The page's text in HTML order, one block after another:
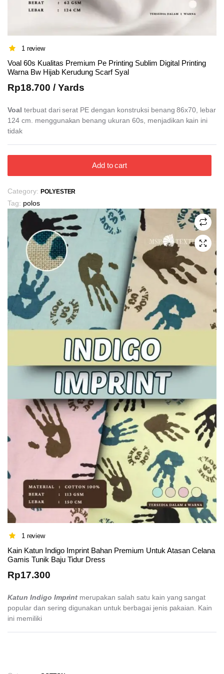
1 review
Voal 60s Kualitas Premium Pe Printing Sublim Digital Printing
Warna Bw Hijab Kerudung Scarf Syal
Rp18.700 / Yards
Voal terbuat dari serat PE dengan konstruksi benang 86x70, lebar
124 cm. menggunakan benang ukuran 60s, menjadikan kain ini
tidak
Add to cart
Category: POLYESTER
Tag: polos
1 review
Kain Katun Indigo Imprint Bahan Premium Untuk Atasan Celana
Gamis Tunik Baju Tidur Dress
Rp17.300
Katun Indigo Imprint merupakan salah satu kain yang sangat
popular dan sering digunakan untuk berbagai jenis pakaian. Kain
ini memiliki
has